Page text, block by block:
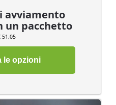
avviamento
un pacchetto
51,05
le opzioni